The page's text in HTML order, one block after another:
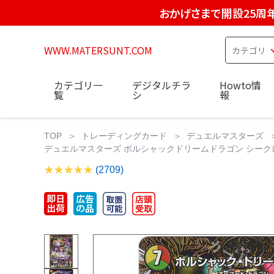
おかげさまで開設25周
WWW.MATERSUNT.COM
カテゴリ一
覧
デジタルチラ
シ
Howto情
報
TOP トレーディングカード
デュエルマスターズ
デュエルマスターズ ボルシャックドリームドラゴン シー
(2709)